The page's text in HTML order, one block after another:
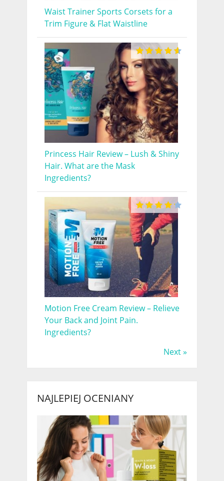
Waist Trainer Sports Corsets for a
Trim Figure & Flat Waistline
Princess Hair Review – Lush & Shiny
Hair. What are the Mask
Ingredients?
Motion Free Cream Review – Relieve
Your Back and Joint Pain.
Ingredients?
Next »
NAJLEPIEJ OCENIANY